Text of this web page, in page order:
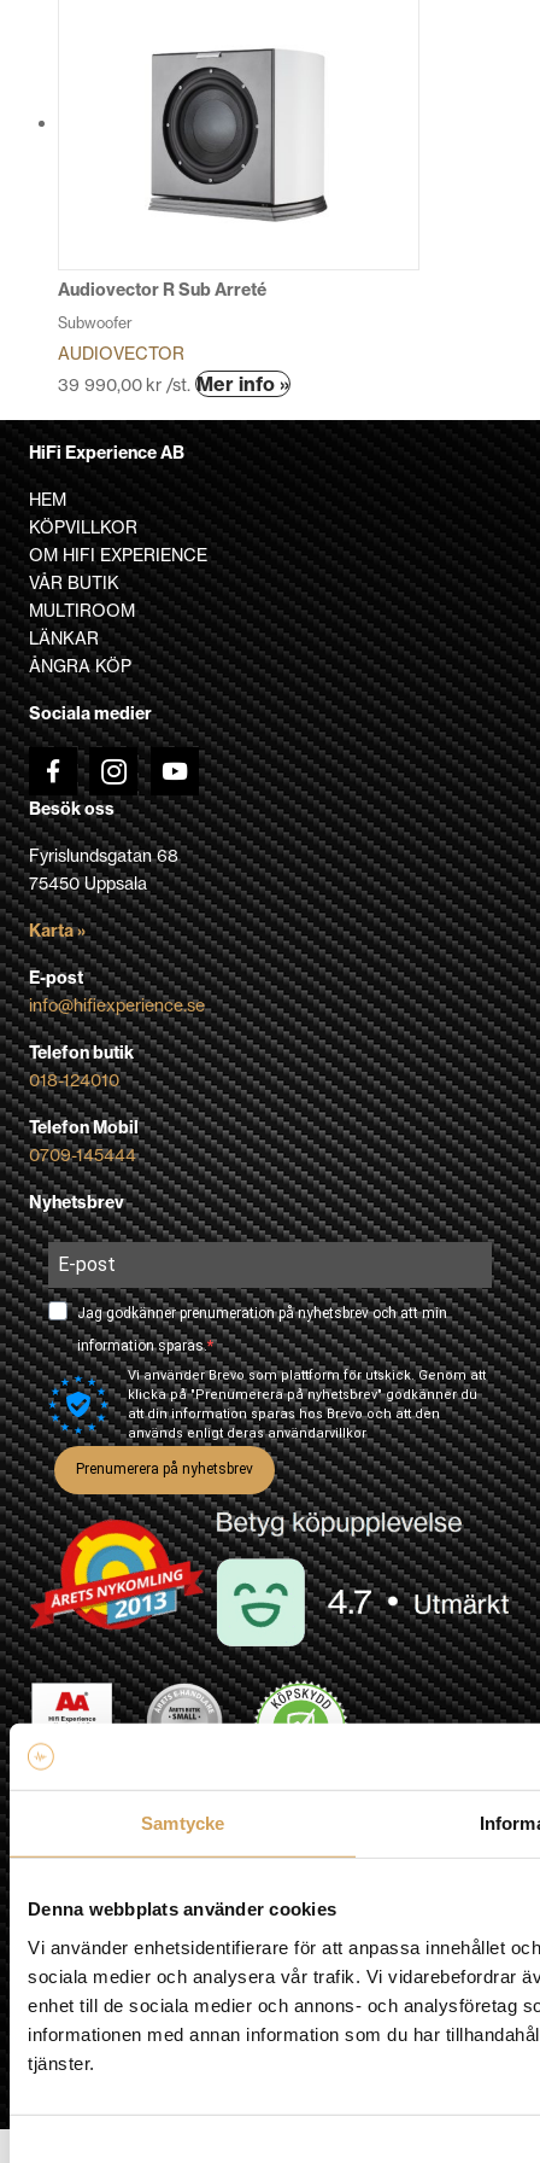
Samtycke
Denna webbplats använder cookies
Vi använder enhetsidentifierare för att anpassa innehållet
sociala medier och analysera vår trafik. Vi vidarebefordrar
enhet till de sociala medier och annons- och analysföretag
informationen med annan information som du har
tjänster.
flera
kan
väljas
Audiovector R Sub Arreté
Subwoofer
AUDIOVECTOR
39 990,00 kr /st. Mer info »Den
varianter.
De
olika
alternativen
kan
väljas
på
produktsidan
HiFi Experience AB
HEM
KÖPVILLKOR
OM HIFI EXPERIENCE
VÅR BUTIK
MULTIROOM
LÄNKAR
ÅNGRA KÖP
Sociala medier
Besök oss
Fyrislundsgatan 68
75450 Uppsala
Karta »
E-post
info@hifiexperience.se
Telefon butik
018-124010
Telefon Mobil
0709-145444
Nyhetsbrev
Jag godkänner prenumeration på nyhetsbrev och att min
information sparas.
Vi använder Brevo som plattform för utskick. Genom att
klicka på "Prenumerera på nyhetsbrev" godkänner du
att din information sparas hos Brevo och att den
används enligt derasanvändarvillkor
Prenumerera på nyhetsbrev